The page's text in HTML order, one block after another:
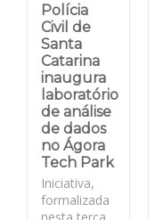
Polícia
Civil de
Santa
Catarina
inaugura
laboratório
de análise
de dados
no Ágora
Tech Park
Iniciativa,
formalizada